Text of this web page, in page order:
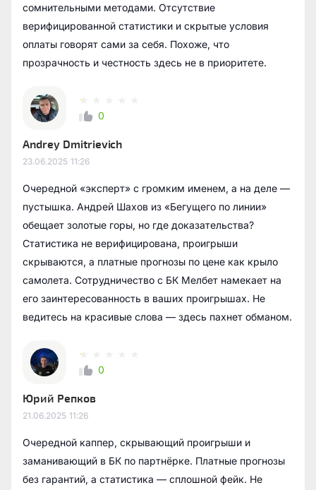
сомнительными методами. Отсутствие
верифицированной статистики и скрытые условия
оплаты говорят сами за себя. Похоже, что
прозрачность и честность здесь не в приоритете.
0
Andrey Dmitrievich
23.06.2025 11:26
Очередной «эксперт» с громким именем, а на деле —
пустышка. Андрей Шахов из «Бегущего по линии»
обещает золотые горы, но где доказательства?
Статистика не верифицирована, проигрыши
скрываются, а платные прогнозы по цене как крыло
самолета. Сотрудничество с БК Мелбет намекает на
его заинтересованность в ваших проигрышах. Не
ведитесь на красивые слова — здесь пахнет обманом.
0
Юрий Репков
21.06.2025 11:26
Очередной каппер, скрывающий проигрыши и
заманивающий в БК по партнёрке. Платные прогнозы
без гарантий, а статистика — сплошной фейк. Не